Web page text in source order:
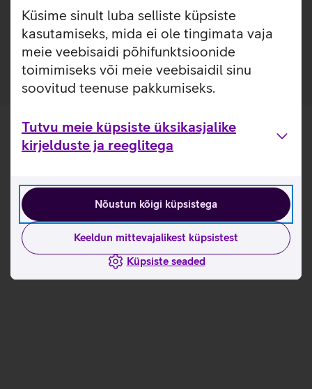
Küsime sinult luba selliste küpsiste
kasutamiseks, mida ei ole tingimata vaja
meie veebisaidi põhifunktsioonide
toimimiseks või meie veebisaidil sinu
soovitud teenuse pakkumiseks.
Tutvu meie küpsiste üksikasjalike
kirjelduste ja reeglitega
Nõustun kõigi küpsistega
Keeldun mittevajalikest küpsistest
Küpsiste seaded
Puro USB-C kaabel sobib kõigi USB-C pesaga seadmete
laadimiseks. Kaabel on valmistatud vedelast silikoonist
ning tänu sellele ei lähe see sõlme.